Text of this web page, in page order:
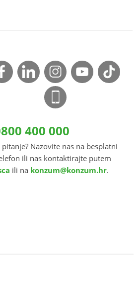
400 000
pitanje? Nazovite nas na besplatni
ili nas kontaktirajte putem
ili na konzum@konzum.hr.